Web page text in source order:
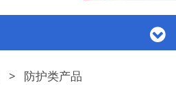
> 防护类产品